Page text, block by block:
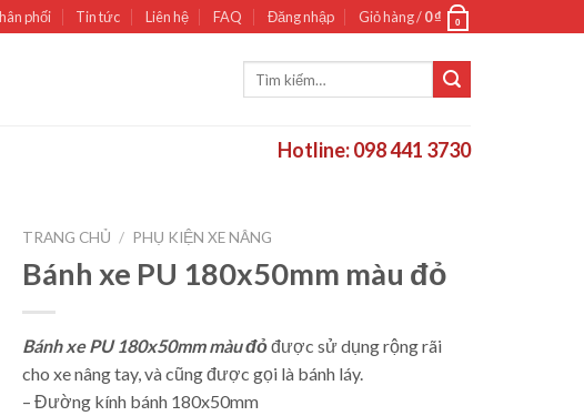
phối Tin tức Liên hệ FAQ Đăng nhập Giỏ hàng /0₫ 0
Hotline: 098 441 3730
TRANG CHỦ / PHỤ KIỆN XE NÂNG
Bánh xe PU 180x50mm màu đỏ
Bánh xe PU 180x50mm màu đỏđược sử dụng rộng rãi
cho xe nâng tay, và cũng được gọi là bánh láy.
– Đường kính bánh 180x50mm